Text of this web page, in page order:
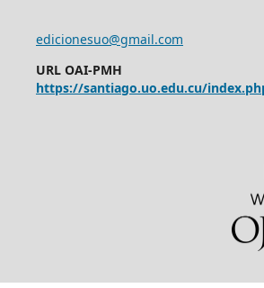
edicionesuo@gmail.com
URL OAI-PMH
https://santiago.uo.edu.cu/